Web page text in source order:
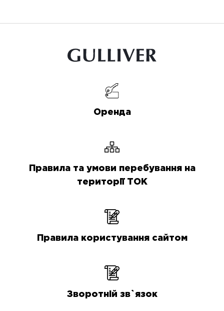
Оренда
Правила та умови перебування на
території ТОК
Правила користування сайтом
Зворотній зв`язок